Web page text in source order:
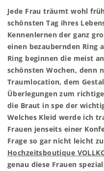
Jede Frau träumt wohl
schönsten Tag ihres
Kennenlernen der ganz
einen bezaubernden Ring
Ring beginnen die meist
schönsten Wochen, denn
Traumlocation, dem
Überlegungen zum
die Braut in spe der
Welches Kleid werde ich
Frauen jenseits einer
Frage so gar nicht leicht
Hochzeitsboutique
genau diese Frauen